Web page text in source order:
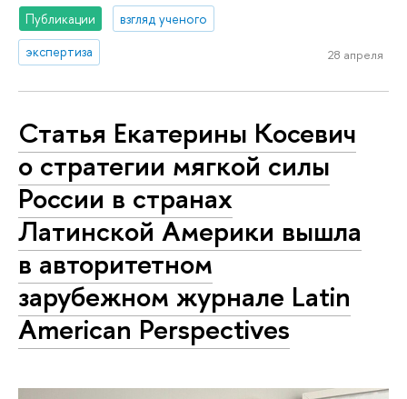
Публикации
взгляд ученого
экспертиза
28 апреля
Статья Екатерины Косевич
о стратегии мягкой силы
России в странах
Латинской Америки вышла
в авторитетном
зарубежном журнале Latin
American Perspectives